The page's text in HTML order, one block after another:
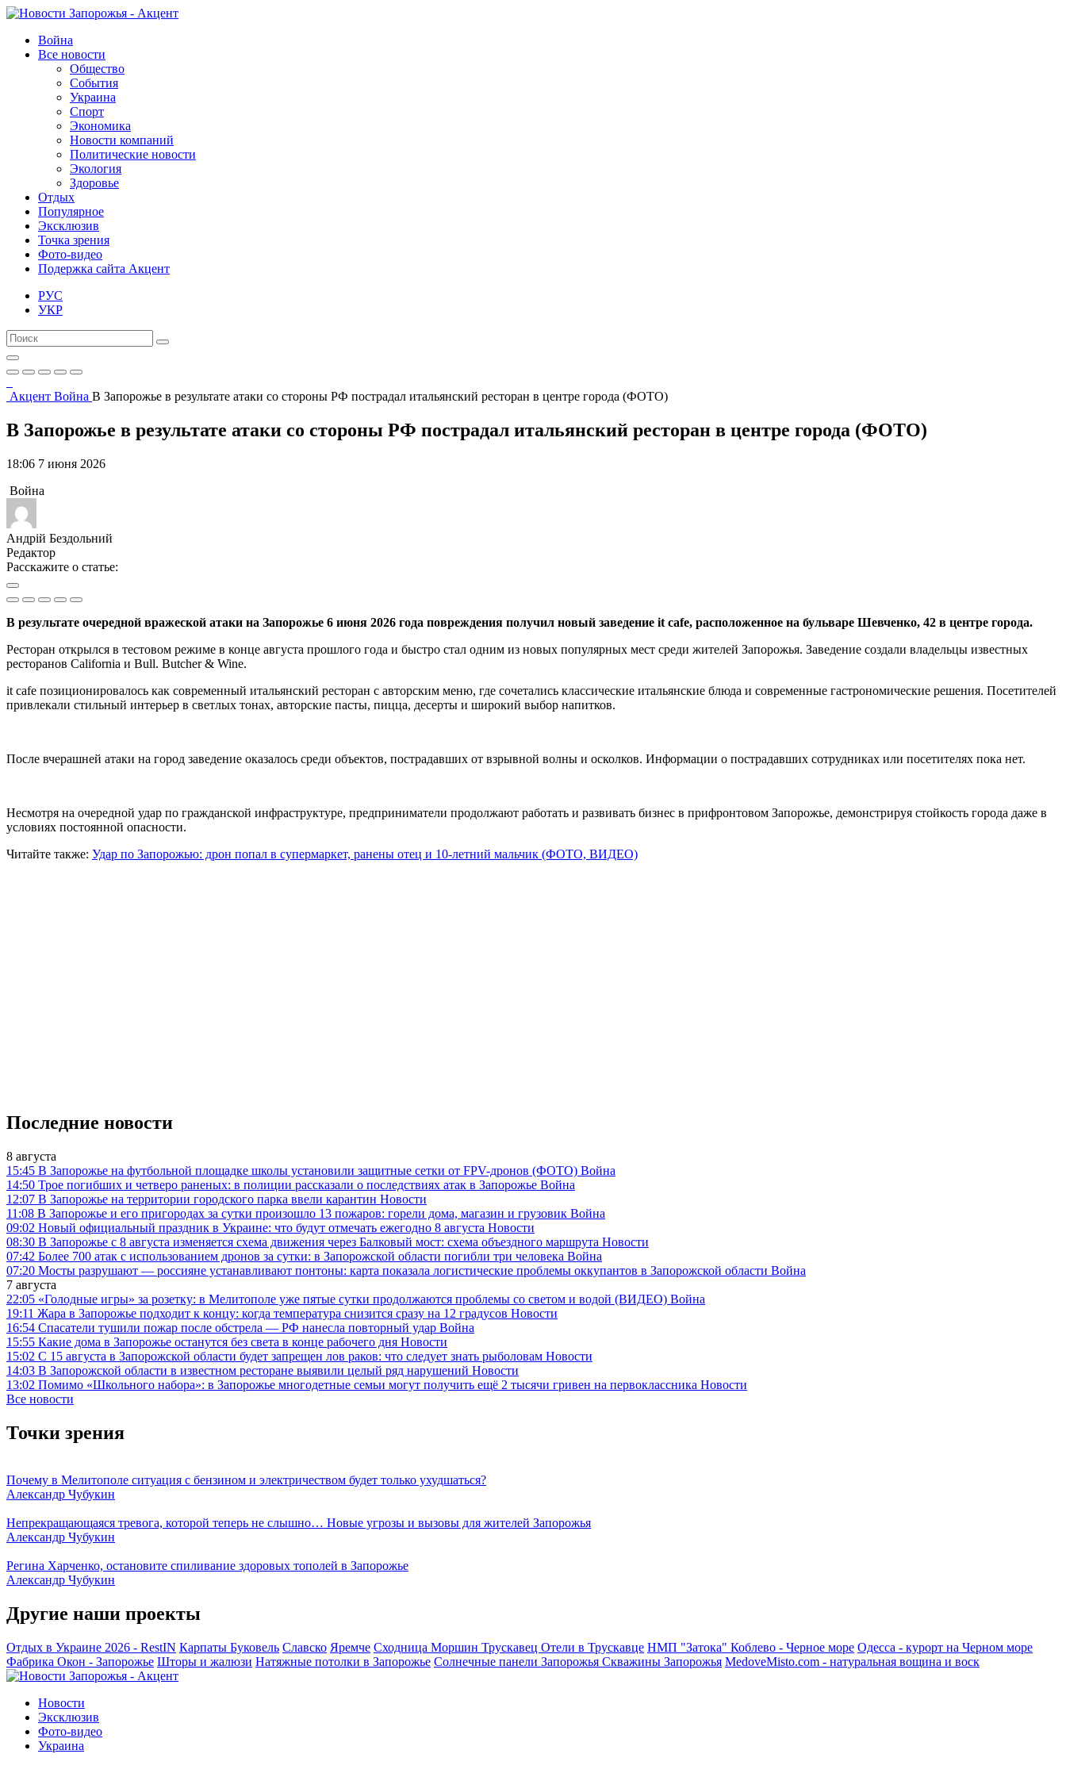
Война
Все новости
Общество
События
Украина
Спорт
Экономика
Новости компаний
Политические новости
Экология
Здоровье
Отдых
Популярное
Эксклюзив
Точка зрения
Фото-видео
Подержка сайта Акцент
РУС
УКР
Акцент Война В Запорожье в результате атаки со стороны РФ пострадал итальянский ресторан в центре города (ФОТО)
В Запорожье в результате атаки со стороны РФ пострадал итальянский ресторан в центре города (ФОТО)
18:06 7 июня 2026
Война
Андрій Бездольний
Редактор
Расскажите о статье:
В результате очередной вражеской атаки на Запорожье 6 июня 2026 года повреждения получил новый заведение it cafe, расположенное на бульваре Шевченко, 42 в центре города.
Ресторан открылся в тестовом режиме в конце августа прошлого года и быстро стал одним из новых популярных мест среди жителей Запорожья. Заведение создали владельцы известных
ресторанов California и Bull. Butcher & Wine.
it cafe позиционировалось как современный итальянский ресторан с авторским меню, где сочетались классические итальянские блюда и современные гастрономические решения. Посетителей
привлекали стильный интерьер в светлых тонах, авторские пасты, пицца, десерты и широкий выбор напитков.
После вчерашней атаки на город заведение оказалось среди объектов, пострадавших от взрывной волны и осколков. Информации о пострадавших сотрудниках или посетителях пока нет.
Несмотря на очередной удар по гражданской инфраструктуре, предприниматели продолжают работать и развивать бизнес в прифронтовом Запорожье, демонстрируя стойкость города даже в
условиях постоянной опасности.
Читайте также: Удар по Запорожью: дрон попал в супермаркет, ранены отец и 10-летний мальчик (ФОТО, ВИДЕО)
Последние новости
8 августа
15:45 В Запорожье на футбольной площадке школы установили защитные сетки от FPV-дронов (ФОТО) Война
14:50 Трое погибших и четверо раненых: в полиции рассказали о последствиях атак в Запорожье Война
12:07 В Запорожье на территории городского парка ввели карантин Новости
11:08 В Запорожье и его пригородах за сутки произошло 13 пожаров: горели дома, магазин и грузовик Война
09:02 Новый официальный праздник в Украине: что будут отмечать ежегодно 8 августа Новости
08:30 В Запорожье с 8 августа изменяется схема движения через Балковый мост: схема объездного маршрута Новости
07:42 Более 700 атак с использованием дронов за сутки: в Запорожской области погибли три человека Война
07:20 Мосты разрушают — россияне устанавливают понтоны: карта показала логистические проблемы оккупантов в Запорожской области Война
7 августа
22:05 «Голодные игры» за розетку: в Мелитополе уже пятые сутки продолжаются проблемы со светом и водой (ВИДЕО) Война
19:11 Жара в Запорожье подходит к концу: когда температура снизится сразу на 12 градусов Новости
16:54 Спасатели тушили пожар после обстрела — РФ нанесла повторный удар Война
15:55 Какие дома в Запорожье останутся без света в конце рабочего дня Новости
15:02 С 15 августа в Запорожской области будет запрещен лов раков: что следует знать рыболовам Новости
14:03 В Запорожской области в известном ресторане выявили целый ряд нарушений Новости
13:02 Помимо «Школьного набора»: в Запорожье многодетные семьи могут получить ещё 2 тысячи гривен на первоклассника Новости
Все новости
Точки зрения
Почему в Мелитополе ситуация с бензином и электричеством будет только ухудшаться?
Александр Чубукин
Непрекращающаяся тревога, которой теперь не слышно… Новые угрозы и вызовы для жителей Запорожья
Александр Чубукин
Регина Харченко, остановите спиливание здоровых тополей в Запорожье
Александр Чубукин
Другие наши проекты
Отдых в Украине 2026 - RestIN Карпаты Буковель Славско Яремче Сходница Моршин Трускавец Отели в Трускавце НМП "Затока" Коблево - Черное море Одесса - курорт на Черном море
Фабрика Окон - Запорожье Шторы и жалюзи Натяжные потолки в Запорожье Солнечные панели Запорожья Скважины Запорожья MedoveMisto.com - натуральная вощина и воск
Новости
Эксклюзив
Фото-видео
Украина